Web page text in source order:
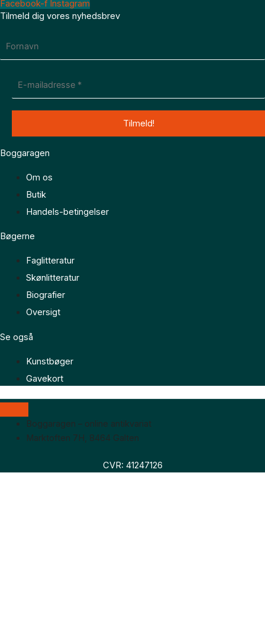
Facebook-f Instagram
Tilmeld dig vores nyhedsbrev
Boggaragen
Om os
Butik
Handels-betingelser
Bøgerne
Faglitteratur
Skønlitteratur
Biografier
Oversigt
Se også
Kunstbøger
Gavekort
Boggaragen – online antikvariat
Marktoften 7H, 8464 Galten
CVR: 41247126